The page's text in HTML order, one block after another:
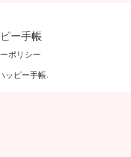
ー手帳
ポリシー
ッピー手帳.